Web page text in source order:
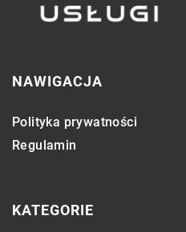
NAWIGACJA
Polityka prywatności
Regulamin
KATEGORIE